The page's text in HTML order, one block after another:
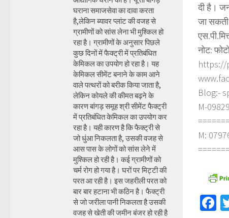
दी है।
जा
नोट:
https://
Blog:-
M-
M:
घराना समाजसेवा का दावा करता
है,लेकिन ब्यावर प्लांट की वजह से
ग्रामीणों को सांस लेना भी मुश्किल हो
रहा है। ग्रामीणों के अनुसार पिछले
कुछ दिनों में फैक्ट्री में प्रतिबंधित
केमिकल का उपयोग हो रहा है। यह
केमिकल सीमेंट बनाने के काम आने
वाले पत्थरों को बरीक किया जाता है,
लेकिन कोयले की कीमत बढ़ने के
कारण बांगड़ समूह श्री सीमेंट फैक्ट्री
में प्रतिबंधित केमिकल का उपयोग कर
रहा है। यही कारण है कि फैक्ट्री से
जो धुंआ निकलता है, उसकी वजह से
आस पास के लोगों को सांस लेने में
मुश्किल हो रही है। कई ग्रामीणों को
चर्म रोग हो गया है। घरों पर मिट्टी की
परत आ रही है। इस जहरीली परत को
बार बार हटाना भी कठिन है। फैक्ट्री
से जो जरीला पानी निकलता है उसकी
वजह से खेती की जमीन बंजर हो रही है